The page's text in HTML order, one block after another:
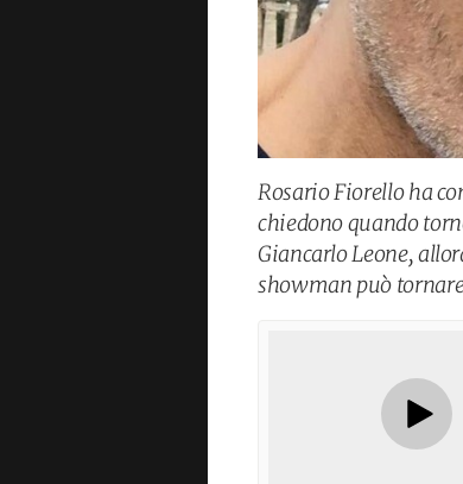
Rosario Fiorello ha
chiedono quando
Giancarlo Leone,
showman può